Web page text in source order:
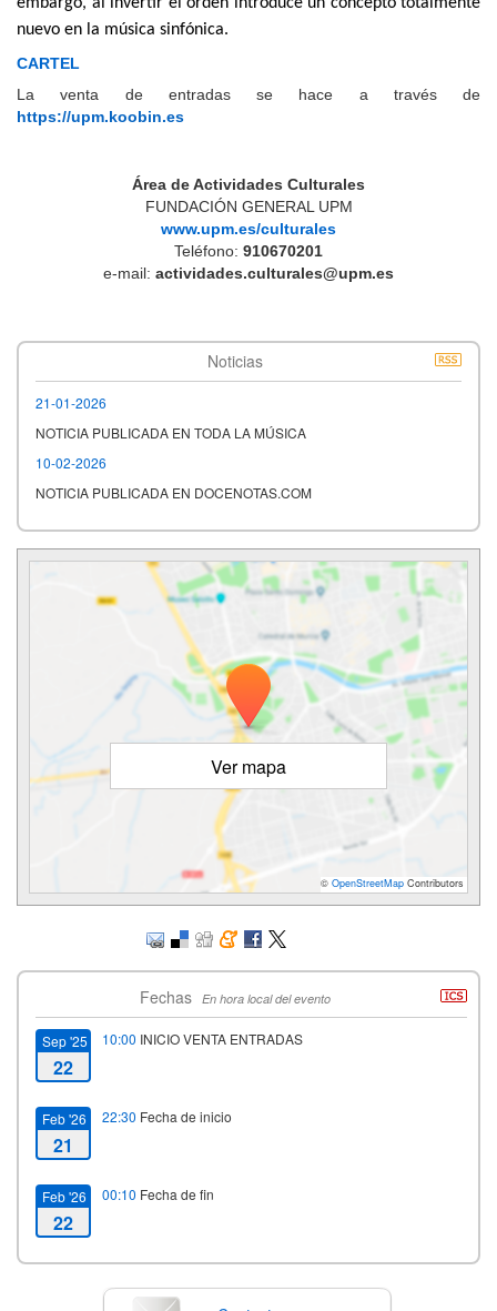
nuevo en la música sinfónica.
CARTEL
La venta de entradas se hace a través de
https://upm.koobin.es
Área de Actividades Culturales
FUNDACIÓN GENERAL UPM
www.upm.es/culturales
Teléfono: 910670201
e-mail: actividades.culturales@upm.es
Noticias
21-01-2026
NOTICIA PUBLICADA EN TODA LA MÚSICA
10-02-2026
NOTICIA PUBLICADA EN DOCENOTAS.COM
Ver mapa
© OpenStreetMap Contributors
Fechas En hora local del evento
Sep '25
22
10:00 INICIO VENTA ENTRADAS
Feb '26
21
22:30 Fecha de inicio
Feb '26
22
00:10 Fecha de fin